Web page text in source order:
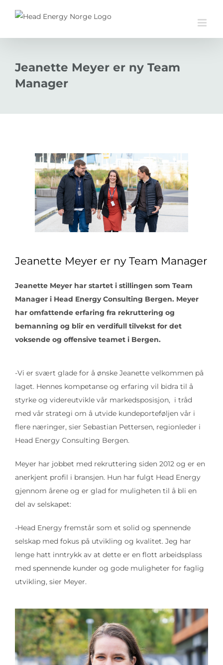
Jeanette Meyer er ny Team
Manager
Jeanette Meyer er ny Team Manager
Jeanette Meyer har startet i stillingen som Team
Manager i Head EnergyConsulting Bergen. Meyer
har omfattende erfaring fra rekruttering og
bemanning og blir en verdifull tilvekst for det
voksende og offensive teamet i Bergen.
-Vi er svært glade for å ønske Jeanette velkommen på
laget. Hennes kompetanse og erfaring vil bidra til å
styrke og videreutvikle vår markedsposisjon, i tråd
med vår strategi om å utvide kundeporteføljen vår i
flere næringer, sier Sebastian Pettersen, regionleder i
Head Energy Consulting Bergen.
Meyer har jobbet med rekruttering siden 2012 og er en
anerkjent profil i bransjen. Hun har fulgt Head Energy
gjennom årene og er glad for muligheten til å bli en
del av selskapet:
-Head Energy fremstår som et solid og spennende
selskap med fokus på utvikling og kvalitet. Jeg har
lenge hatt inntrykk av at dette er en flott arbeidsplass
med spennende kunder og gode muligheter for faglig
utvikling, sier Meyer.